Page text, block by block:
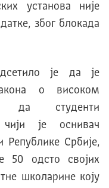
установа није
због блокада
је да је
о високом
да студенти
чији је оснивач
Републике Србије,
50 одсто својих
школарине коју